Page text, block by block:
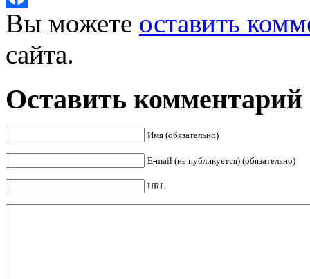
Facebook
Вы можете оставить
сайта.
Оставить комментарий
Имя (обязательно)
E-mail (не публикуется) (обязательно)
URL